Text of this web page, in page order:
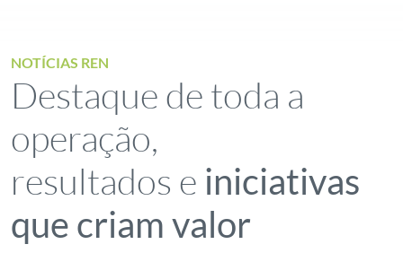
NOTÍCIAS REN
Destaque de toda a
operação,
resultados e iniciativas
que criam valor